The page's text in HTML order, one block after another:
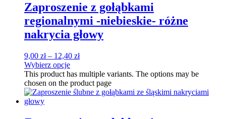
Zaproszenie z gołąbkami
regionalnymi -niebieskie- różne
nakrycia głowy
9,00 zł– 12,40 zł
Wybierz opcje
This product has multiple variants. The options may be
chosen on the product page